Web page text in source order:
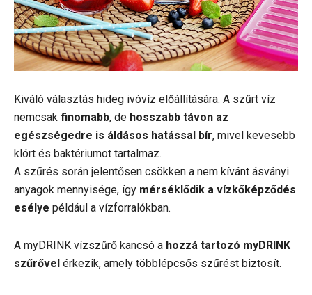
Kiváló választás hideg ivóvíz előállítására. A szűrt víz
nemcsak finomabb, de hosszabb távon az
egészségedre is áldásos hatással bír, mivel kevesebb
klórt és baktériumot tartalmaz.
A szűrés során jelentősen csökken a nem kívánt ásványi
anyagok mennyisége, így mérséklődik a vízkőképződés
esélye például a vízforralókban.
A myDRINK vízszűrő kancsó a hozzá tartozó myDRINK
szűrővel érkezik, amely többlépcsős szűrést biztosít.